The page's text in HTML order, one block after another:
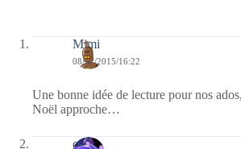
Mimi
08/11/2015/16:22
Une bonne idée de lecture pour nos
Noël approche…
covix